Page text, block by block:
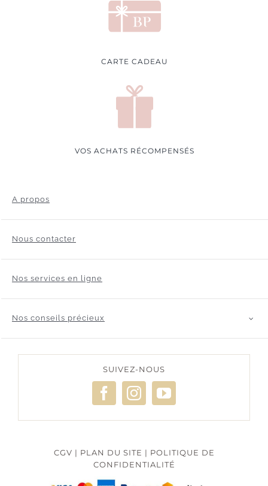
CARTE CADEAU
VOS ACHATS RÉCOMPENSÉS
A propos
Nous contacter
Nos services en ligne
Nos conseils précieux
SUIVEZ-NOUS
CGV | PLAN DU SITE | POLITIQUE DE
CONFIDENTIALITÉ